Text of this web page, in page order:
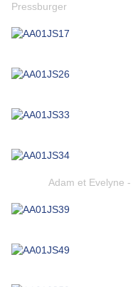
Pressburger
Adam et Evelyne